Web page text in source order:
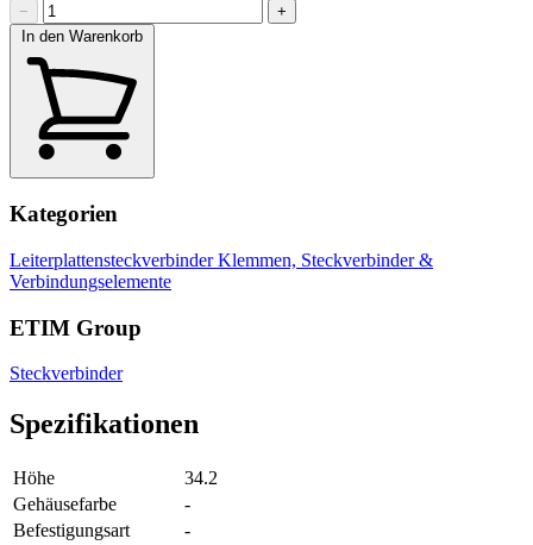
−
+
In den Warenkorb
Kategorien
LeiterplattensteckverbinderKlemmen, Steckverbinder &
Verbindungselemente
ETIM Group
Steckverbinder
Spezifikationen
Höhe
34.2
Gehäusefarbe
-
Befestigungsart
-